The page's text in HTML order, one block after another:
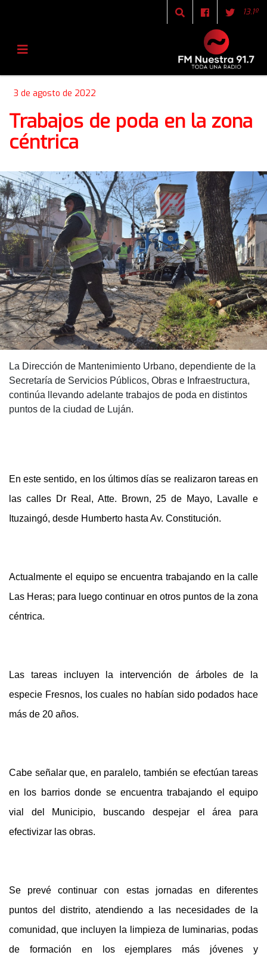
13.1º
3 de agosto de 2022
Trabajos de poda en la zona
céntrica
La Dirección de Mantenimiento Urbano, dependiente de la
Secretaría de Servicios Públicos, Obras e Infraestructura,
continúa llevando adelante trabajos de poda en distintos
puntos de la ciudad de Luján.
En este sentido, en los últimos días se realizaron tareas en
las calles Dr Real, Atte. Brown, 25 de Mayo, Lavalle e
Ituzaingó, desde Humberto hasta Av. Constitución.
Actualmente el equipo se encuentra trabajando en la calle
Las Heras; para luego continuar en otros puntos de la zona
céntrica.
Las tareas incluyen la intervención de árboles de la
especie Fresnos, los cuales no habían sido podados hace
más de 20 años.
Cabe señalar que, en paralelo, también se efectúan tareas
en los barrios donde se encuentra trabajando el equipo
vial del Municipio, buscando despejar el área para
efectivizar las obras.
Se prevé continuar con estas jornadas en diferentes
puntos del distrito, atendiendo a las necesidades de la
comunidad, que incluyen la limpieza de luminarias, podas
de formación en los ejemplares más jóvenes y